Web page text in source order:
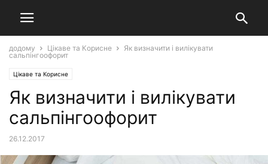
додому Цікаве та Корисне
Як визначити і вилікувати
сальпінгоофорит
Цікаве та Корисне
Як визначити і вилікувати
сальпінгоофорит
26.12.2017